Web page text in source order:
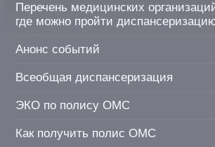
Перечень медицинских
где можно пройти
Анонс событий
Всеобщая диспансеризация
ЭКО по полису ОМС
Как получить полис ОМС